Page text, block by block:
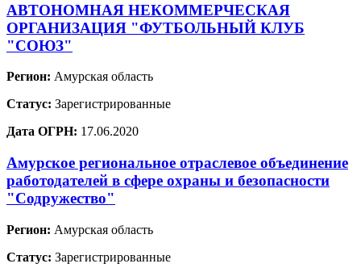
АВТОНОМНАЯ НЕКОММЕРЧЕСКАЯ
ОРГАНИЗАЦИЯ "ФУТБОЛЬНЫЙ КЛУБ
"СОЮЗ"
Регион: Амурская область
Статус: Зарегистрированные
Дата ОГРН: 17.06.2020
Амурское региональное отраслевое объединение
работодателей в сфере охраны и безопасности
"Содружество"
Регион: Амурская область
Статус: Зарегистрированные